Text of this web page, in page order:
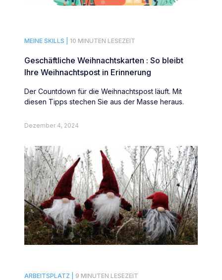
MEINE SKILLS | 10 MINUTEN LESEZEIT
Geschäftliche Weihnachtskarten : So bleibt
Ihre Weihnachtspost in Erinnerung
Der Countdown für die Weihnachtspost läuft. Mit
diesen Tipps stechen Sie aus der Masse heraus.
Dezember 4, 2024
ARBEITSPLATZ | 9 MINUTEN LESEZEIT